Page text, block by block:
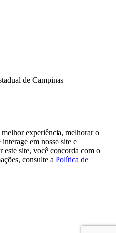
de Campinas
experiência, melhorar o
em nosso site e
site, você concorda com o
consulte a Política de